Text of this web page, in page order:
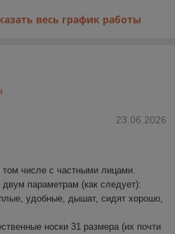
весь график работы
23.06.2026
числе с частными лицами.
параметрам (как следует):
удобные, дышат, сидят хорошо,
носки 31 размера (их почти